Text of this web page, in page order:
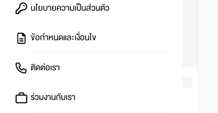
นโยบายความเป็นส่วนตัว
ข้อกำหนดและเงื่อนไข
ติดต่อเรา
ร่วมงานกับเรา